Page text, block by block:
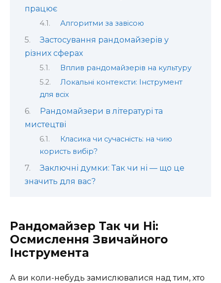
працює
Алгоритми за завісою
Застосування рандомайзерів у
різних сферах
Вплив рандомайзерів на культуру
Локальні контексти: Інструмент
для всіх
Рандомайзери в літературі та
мистецтві
Класика чи сучасність: на чию
користь вибір?
Заключні думки: Так чи ні — що це
значить для вас?
Рандомайзер Так чи Ні:
Осмислення Звичайного
Інструмента
А ви коли-небудь замислювалися над тим, хто